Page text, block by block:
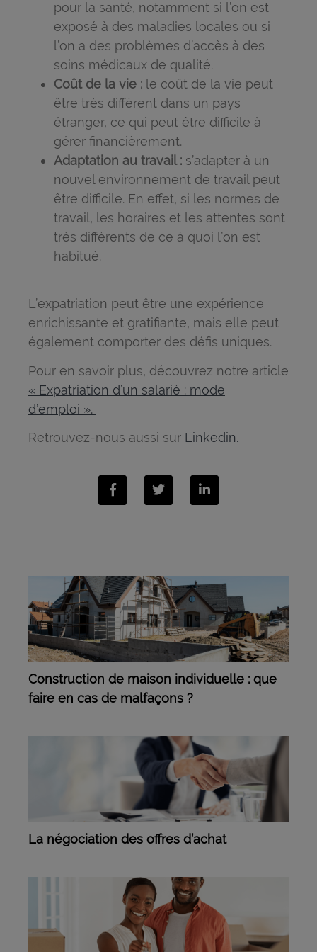
pour la santé, notamment si l’on est
exposé à des maladies locales ou si
l’on a des problèmes d’accès à des
soins médicaux de qualité.
Coût de la vie : le coût de la vie peut
être très différent dans un pays
étranger, ce qui peut être difficile à
gérer financièrement.
Adaptation au travail : s’adapter à un
nouvel environnement de travail peut
être difficile. En effet, si les normes de
travail, les horaires et les attentes sont
très différents de ce à quoi l’on est
habitué.
L’expatriation peut être une expérience
enrichissante et gratifiante, mais elle peut
également comporter des défis uniques.
Pour en savoir plus, découvrez notre article
« Expatriation d’un salarié : mode
d’emploi ».
Retrouvez-nous aussi sur Linkedin.
Construction de maison individuelle : que
faire en cas de malfaçons ?
La négociation des offres d’achat